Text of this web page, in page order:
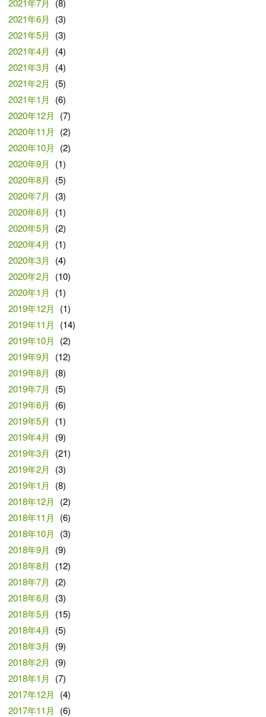
2021年7月
(8)
2021年6月
(3)
2021年5月
(3)
2021年4月
(4)
2021年3月
(4)
2021年2月
(5)
2021年1月
(6)
2020年12月
(7)
2020年11月
(2)
2020年10月
(2)
2020年9月
(1)
2020年8月
(5)
2020年7月
(3)
2020年6月
(1)
2020年5月
(2)
2020年4月
(1)
2020年3月
(4)
2020年2月
(10)
2020年1月
(1)
2019年12月
(1)
2019年11月
(14)
2019年10月
(2)
2019年9月
(12)
2019年8月
(8)
2019年7月
(5)
2019年6月
(6)
2019年5月
(1)
2019年4月
(9)
2019年3月
(21)
2019年2月
(3)
2019年1月
(8)
2018年12月
(2)
2018年11月
(6)
2018年10月
(3)
2018年9月
(9)
2018年8月
(12)
2018年7月
(2)
2018年6月
(3)
2018年5月
(15)
2018年4月
(5)
2018年3月
(9)
2018年2月
(9)
2018年1月
(7)
2017年12月
(4)
2017年11月
(6)